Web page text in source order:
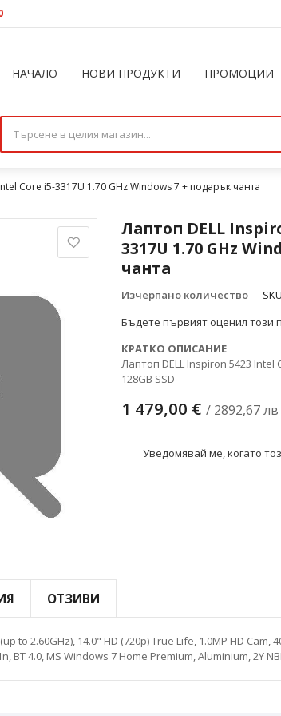
НАЧАЛО НОВИ ПРОДУКТИ ПРОМОЦИИ
Core i5-3317U 1.70 GHz Windows 7 + подарък чанта
Лаптоп DELL
3317U 1.70 GHz
чанта
Изчерпано количество SKU
Бъдете първият оценил този
КРАТКО ОПИСАНИЕ
Лаптоп DELL Inspiron 5423 Intel
128GB SSD
1 479,00 € / 2892,67 лв
Уведомявай ме, когато
ОТЗИВИ
to 2.60GHz), 14.0" HD (720p) True Life, 1.0MP HD Cam,
BT 4.0, MS Windows 7 Home Premium, Aluminium, 2Y